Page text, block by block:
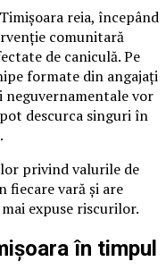
reia, începând
comunitară
de caniculă. Pe
formate din angajați
vor
descurca singuri în
privind valurile de
fiecare vară și are
expuse riscurilor.
în timpul